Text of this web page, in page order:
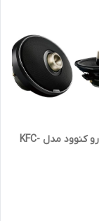
اسپیکر خودرو کنوود مدل KFC-